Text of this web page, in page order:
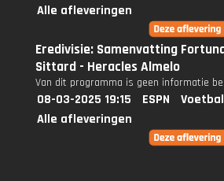
Alle afleveringen
Eredivisie: Samenvatting
Sittard - Heracles Almelo
Van dit programma is geen informatie
08-03-2025 19:15 ESPN
Alle afleveringen